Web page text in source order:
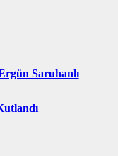
Saruhanlı